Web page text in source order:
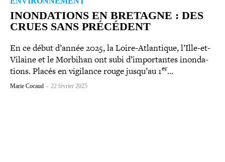
INONDATIONS EN BRETAGNE : DES
CRUES SANS PRÉCÉDENT
En ce début d’année 2025, la Loire-​Atlantique, l’Ille-et-
Vilaine et le Morbihan ont subi d’importantes inon­da­
tions. Placés en vigilance rouge jusqu’au 1er…
Marie Cocaud - 22 février 2025